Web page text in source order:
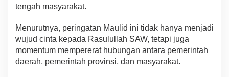
tengah masyarakat.
Menurutnya, peringatan Maulid ini tidak hanya menjadi
wujud cinta kepada Rasulullah SAW, tetapi juga
momentum mempererat hubungan antara pemerintah
daerah, pemerintah provinsi, dan masyarakat.